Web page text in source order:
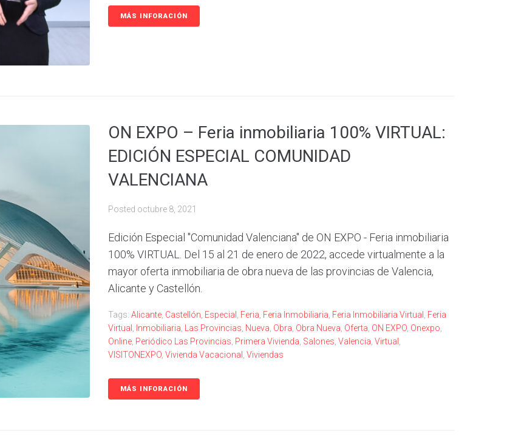
MÁS INFORACIÓN
ON EXPO – Feria inmobiliaria 100% VIRTUAL:
EDICIÓN ESPECIAL COMUNIDAD
VALENCIANA
Posted octubre 8, 2021
Edición Especial "Comunidad Valenciana" de ON EXPO - Feria inmobiliaria
100% VIRTUAL. Del 15 al 21 de enero de 2022, accede virtualmente a la
mayor oferta inmobiliaria de obra nueva de las provincias de Valencia,
Alicante y Castellón.
Tags: Alicante, Castellón, Especial , Feria, Feria Inmobiliaria, Feria Inmobiliaria Virtual , Feria
Virtual , Inmobiliaria, Las Provincias, Nueva, Obra, Obra Nueva, Oferta, ON EXPO, Onexpo,
Online, Periódico Las Provincias, Primera Vivienda, Salones, Valencia, Virtual ,
VISITONEXPO, Vivienda Vacacional , Viviendas
MÁS INFORACIÓN